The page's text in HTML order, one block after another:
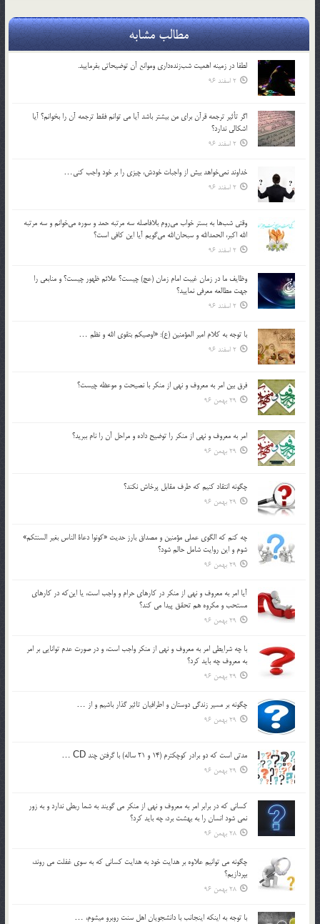
مطالب مشابه
لطفا در زمينه اهميت شب‌زنده‌داري وموانع آن توضيحاتي بفرماييد.
2 اسفند 96
اگر تأثير ترجمه قرآن براي من بيشتر باشد آيا مي توانم فقط ترجمه آن را بخوانم؟ آيا
اشكالي ندارد؟
2 اسفند 96
خداوند نمي‌خواهد بيش از واجبات خودش، چيزي را بر خود واجب كني…
2 اسفند 96
وقتي شب‌ها به بستر خواب مي‌روم بلافاصله سه مرتبه حمد و سوره مي‌خوانم و سه مرتبه
الله اكبر، الحمدالله و سبحان‌الله مي‌گويم آيا اين كافي است؟
2 اسفند 96
وظايف ما در زمان غيبت امام زمان (عج) چيست؟ علائم ظهور چيست؟ و منابعي را
جهت مطالعه معرفي نماييد؟
2 اسفند 96
با توجه به كلام امير المؤمنين (ع): «اوصيكم بتقوي الله و نظم …
2 اسفند 96
فرق بين امر به معروف و نهي از منكر با نصيحت و موعظه چيست؟
29 بهمن 96
امر به معروف و نهي از منكر را توضيح داده و مراحل آن را نام ببريد؟
29 بهمن 96
چگونه انتقاد كنيم كه طرف مقابل پرخاش نكند؟
29 بهمن 96
چه كنم كه الگوي عملي مؤمنين و مصداق بارز حديث «كونوا دعاة الناس بغير السنتكم»
شوم و اين روايت شامل حالم شود؟
29 بهمن 96
آيا امر به معروف و نهي از منكر در كارهاي حرام و واجب است، يا اين‌كه در كارهاي
مستحب و مكروه هم تحقق پيدا مي كند؟
29 بهمن 96
با چه شرايطي امر به معروف و نهي از منکر واجب است، و در صورت عدم توانايي بر امر
به معروف چه بايد کرد؟
29 بهمن 96
چگونه بر مسير زندگي دوستان و اطرافيان تاثير گذار باشيم و از …
29 بهمن 96
مدتي است كه دو برادر كوچكترم (14 و 21 ساله) با گرفتن چند CD …
29 بهمن 96
كساني كه در برابر امر به معروف و نهي از منكر مي گويند به شما ربطي ندارد و به زور
نمي شود انسان را به بهشت برد، چه بايد كرد؟
28 بهمن 96
چگونه مي توانيم علاوه بر هدايت خود به هدايت كساني كه به سوي غفلت مي روند،
بپردازيم؟
28 بهمن 96
با توجه به اينكه اينجانب با دانشجويان اهل سنت روبرو مي‎شوم، …